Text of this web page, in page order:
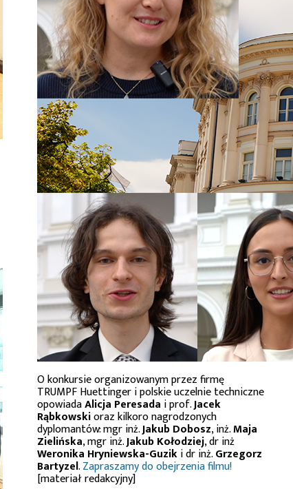
O konkursie organizowanym przez firmę
TRUMPF Huettinger i polskie uczelnie techniczne
opowiadaAlicja Peresada i prof.Jacek
Rąbkowskioraz kilkoro nagrodzonych
dyplomantów: mgr inż.Jakub Dobosz, inż.Maja
Zielińska, mgr inż.Jakub Kołodziej, dr inż
Weronika Hryniewska-Guziki dr inż.Grzegorz
Bartyzel.Zapraszamy do obejrzenia filmu!
[materiał redakcyjny]